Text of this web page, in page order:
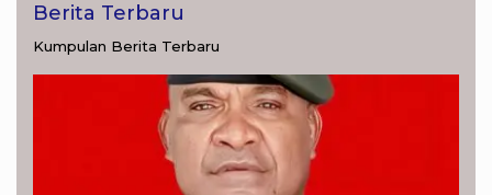
Berita Terbaru
Kumpulan Berita Terbaru